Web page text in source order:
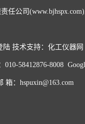
任公司
陆 技术支持： 化工仪器网
58412876-8008
箱：hspuxin@163.com